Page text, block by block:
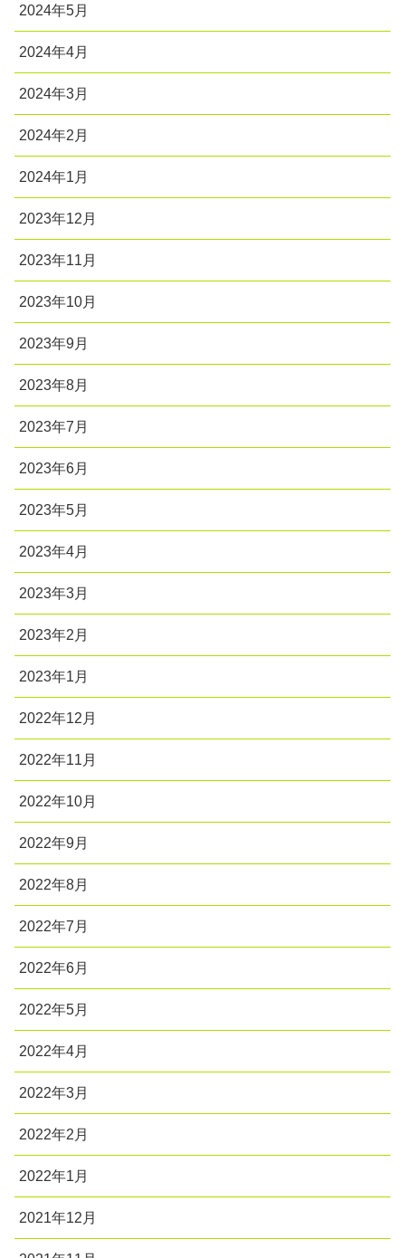
2024年5月
2024年4月
2024年3月
2024年2月
2024年1月
2023年12月
2023年11月
2023年10月
2023年9月
2023年8月
2023年7月
2023年6月
2023年5月
2023年4月
2023年3月
2023年2月
2023年1月
2022年12月
2022年11月
2022年10月
2022年9月
2022年8月
2022年7月
2022年6月
2022年5月
2022年4月
2022年3月
2022年2月
2022年1月
2021年12月